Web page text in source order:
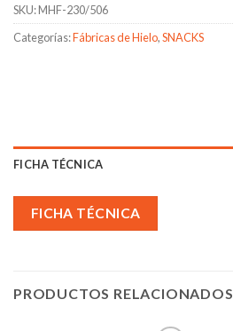
SKU:MHF-230/506
Categorías:Fábricas de Hielo,SNACKS
FICHA TÉCNICA
FICHA TÉCNICA
PRODUCTOS RELACIONADOS